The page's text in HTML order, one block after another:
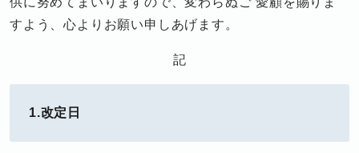
すよう、心よりお願い申しあげます。
記
1.改定日